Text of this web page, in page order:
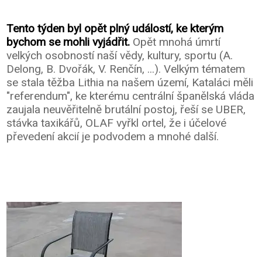
Tento týden byl opět plný událostí, ke kterým
bychom se mohli vyjádřit. Opět mnohá úmrtí
velkých osobností naší vědy, kultury, sportu (A.
Delong, B. Dvořák, V. Renčín, ...). Velkým tématem
se stala těžba Lithia na našem území, Kataláci měli
"referendum", ke kterému centrální španělská vláda
zaujala neuvěřitelně brutální postoj, řeší se UBER,
stávka taxikářů, OLAF vyřkl ortel, že i účelové
převedení akcií je podvodem a mnohé další.